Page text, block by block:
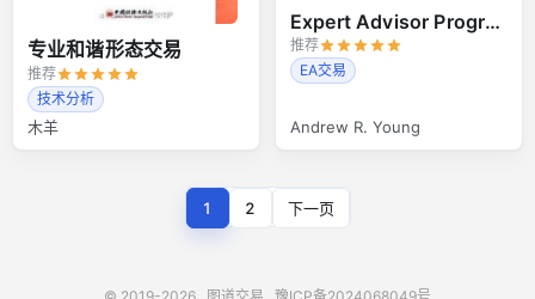
专业和谐形态交易
推荐
技术分析
木羊
Expert Advisor Programming
推荐
EA交易
Andrew R. Young
1 2 下一页